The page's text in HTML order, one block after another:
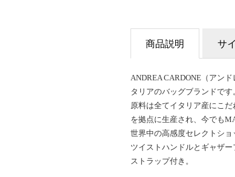
商品説明 サ
ANDREA CARDONE（アン
タリアのバッグブランドです
原料は全てイタリア産にこ
を拠点に生産され、今でも
世界中の高感度セレクトショ
ツイストハンドルとギャザー
ストラップ付き。